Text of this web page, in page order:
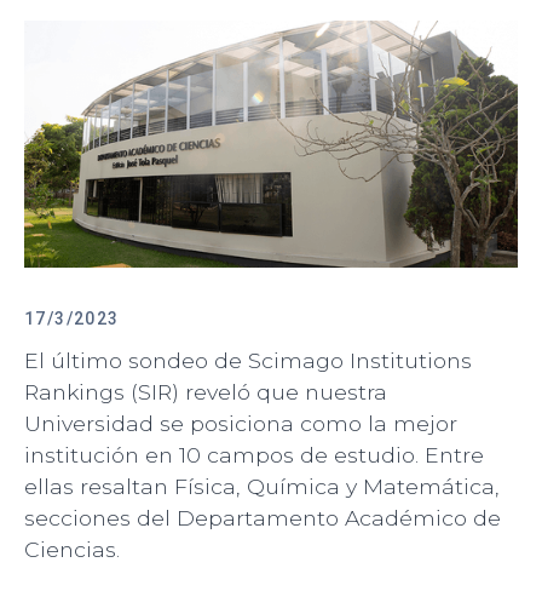
17/3/2023
El último sondeo de Scimago Institutions
Rankings (SIR) reveló que nuestra
Universidad se posiciona como la mejor
institución en 10 campos de estudio. Entre
ellas resaltan Física, Química y Matemática,
secciones del Departamento Académico de
Ciencias.